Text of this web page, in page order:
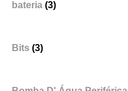
bateria (3)
Bits (3)